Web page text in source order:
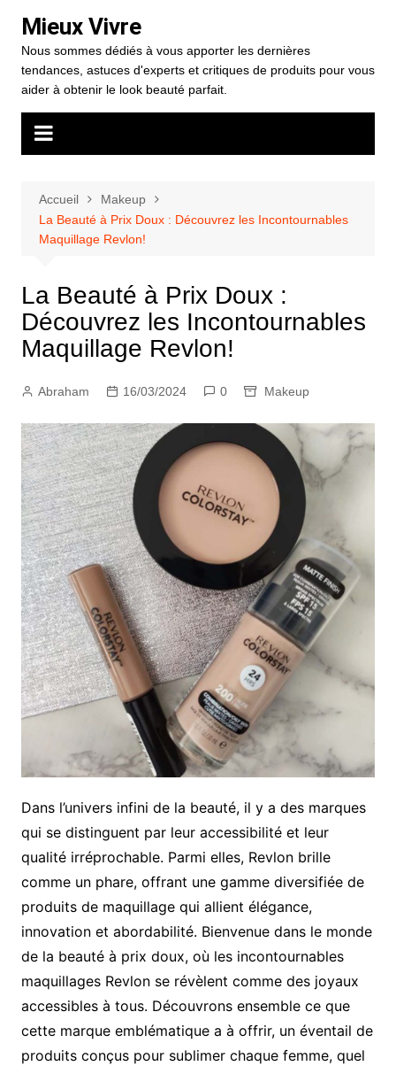
contenu
Mieux Vivre
Nous sommes dédiés à vous apporter les dernières
tendances, astuces d'experts et critiques de produits pour vous
aider à obtenir le look beauté parfait.
Accueil
Makeup
La Beauté à Prix Doux : Découvrez les Incontournables
Maquillage Revlon!
La Beauté à Prix Doux :
Découvrez les Incontournables
Maquillage Revlon!
Abraham 16/03/2024 0 Makeup
Dans l’univers infini de la beauté, il y a des marques
qui se distinguent par leur accessibilité et leur
qualité irréprochable. Parmi elles, Revlon brille
comme un phare, offrant une gamme diversifiée de
produits de maquillage qui allient élégance,
innovation et abordabilité. Bienvenue dans le monde
de la beauté à prix doux, où les incontournables
maquillages Revlon se révèlent comme des joyaux
accessibles à tous. Découvrons ensemble ce que
cette marque emblématique a à offrir, un éventail de
produits conçus pour sublimer chaque femme, quel